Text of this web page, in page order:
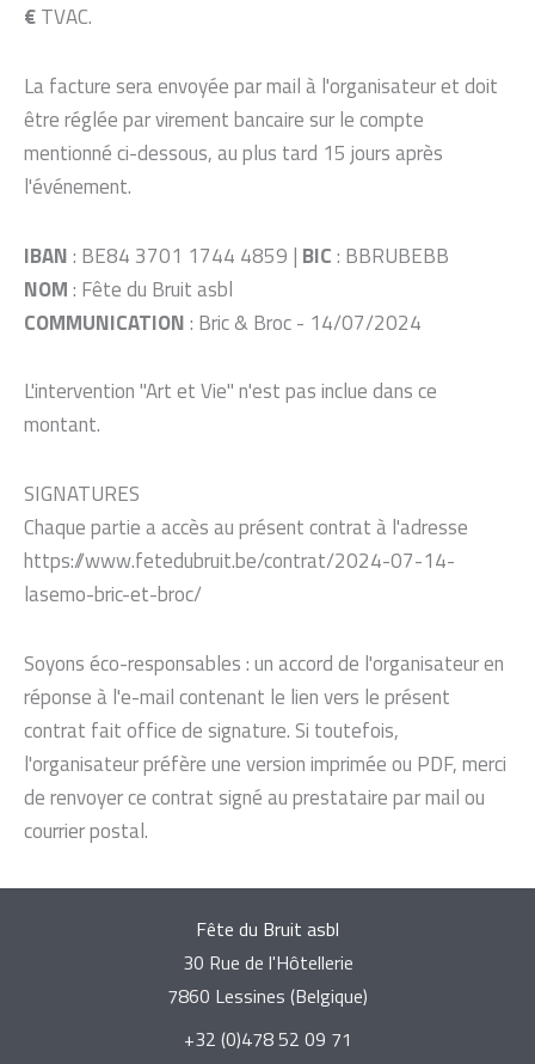
€TVAC.
La facture sera envoyée par mail à l'organisateur et doit
être réglée par virement bancaire sur le compte
mentionné ci-dessous, au plus tard 15 jours après
l'événement.
IBAN: BE84 3701 1744 4859 | BIC: BBRUBEBB
NOM: Fête du Bruit asbl
COMMUNICATION: Bric & Broc - 14/07/2024
L'intervention "Art et Vie" n'est pas inclue dans ce
montant.
SIGNATURES
Chaque partie a accès au présent contrat à l'adresse
https://www.fetedubruit.be/contrat/2024-07-14-
lasemo-bric-et-broc/
Soyons éco-responsables : un accord de l'organisateur en
réponse à l'e-mail contenant le lien vers le présent
contrat fait office de signature. Si toutefois,
l'organisateur préfère une version imprimée ou PDF, merci
de renvoyer ce contrat signé au prestataire par mail ou
courrier postal.
Fête du Bruit asbl
30 Rue de l'Hôtellerie
7860 Lessines (Belgique)
+32 (0)478 52 09 71